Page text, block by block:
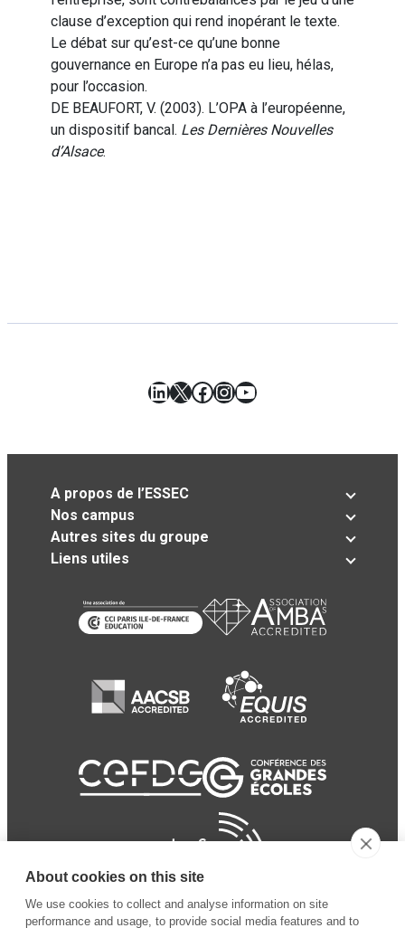
clause d’exception qui rend inopérant le texte.
Le débat sur qu’est-ce qu’une bonne
gouvernance en Europe n’a pas eu lieu, hélas,
pour l’occasion.
DE BEAUFORT, V. (2003). L’OPA à l’européenne,
un dispositif bancal. Les Dernières Nouvelles
d’Alsace.
LinkedIn
X Facebook
Instagram
YouTube
A propos de l’ESSEC
Nos campus
Autres sites du groupe
Liens utiles
About cookies on this site
We use cookies to collect and analyse information on site
performance and usage, to provide social media features and to